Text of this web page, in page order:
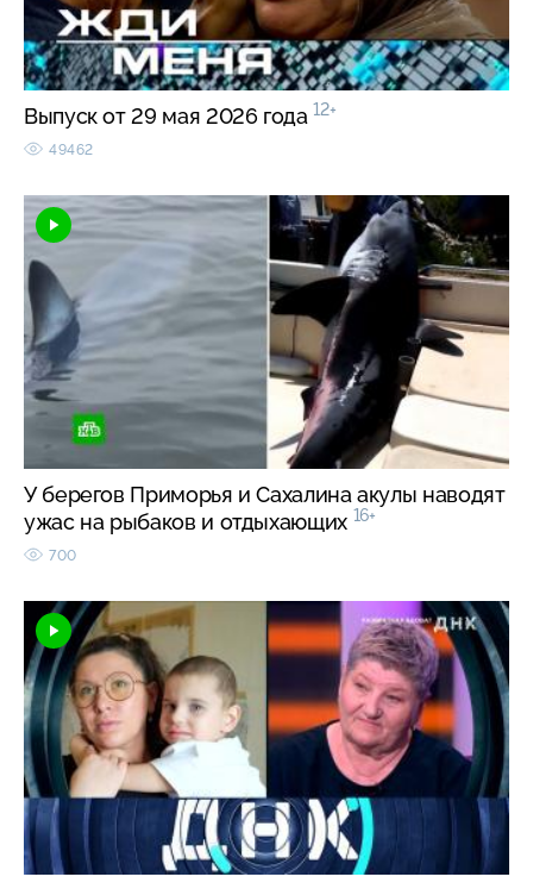
Выпуск от 29 мая 2026 года 12+
49462
У берегов Приморья и Сахалина акулы наводят
ужас на рыбаков и отдыхающих 16+
700